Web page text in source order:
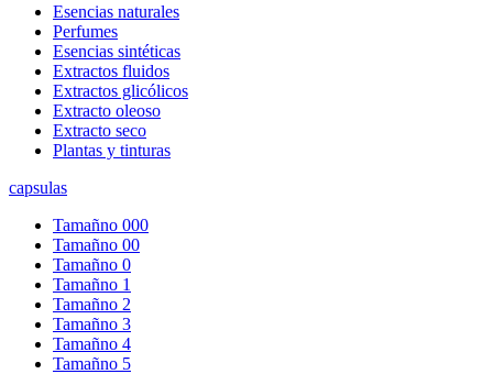
Esencias naturales
Perfumes
Esencias sintéticas
Extractos fluidos
Extractos glicólicos
Extracto oleoso
Extracto seco
Plantas y tinturas
capsulas
Tamañno 000
Tamañno 00
Tamañno 0
Tamañno 1
Tamañno 2
Tamañno 3
Tamañno 4
Tamañno 5